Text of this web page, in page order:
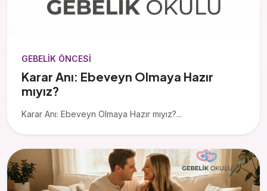
GEBELIK ÖNCESI
Karar Anı: Ebeveyn Olmaya Hazır
mıyız?
Karar Anı: Ebeveyn Olmaya Hazır mıyız?...